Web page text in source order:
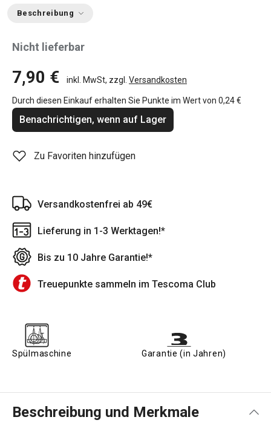
Beschreibung
Nicht lieferbar
7,90 € inkl. MwSt, zzgl. Versandkosten
Durch diesen Einkauf erhalten Sie Punkte im Wert von 0,24 €
Benachrichtigen, wenn auf Lager
Zu Favoriten hinzufügen
Versandkostenfrei ab 49€
Lieferung in 1-3 Werktagen!*
Bis zu 10 Jahre Garantie!*
Treuepunkte sammeln im Tescoma Club
Spülmaschine Garantie (in Jahren)
Beschreibung und Merkmale